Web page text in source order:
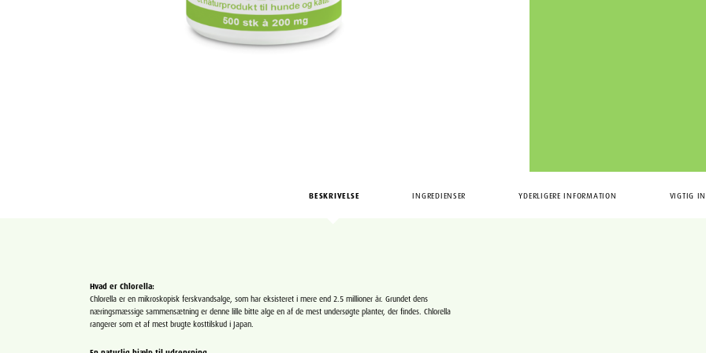
BESKRIVELSE INGREDIENSER YDERLIGERE INFORMATION VIGTIG
Hvad er Chlorella:
Chlorella er en mikroskopisk ferskvandsalge, som har eksisteret i mere end 2.5 millioner år. Grundet dens
næringsmæssige sammensætning er denne lille bitte alge en af de mest undersøgte planter, der findes. Chlorella
rangerer som et af mest brugte kosttilskud i Japan.